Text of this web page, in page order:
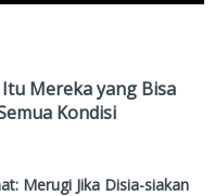
Mereka yang Bisa
Kondisi
Merugi Jika Disia-siakan